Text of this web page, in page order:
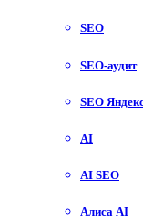
SEO
SEO-аудит
SEO
AI
AI SEO
Алиса AI